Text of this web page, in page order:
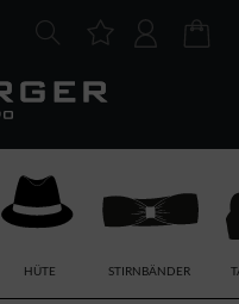
HÜTE STIRNBÄNDER